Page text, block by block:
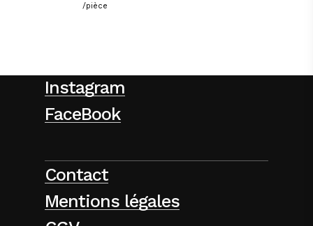
/pièce
Instagram
FaceBook
Contact
Mentions légales